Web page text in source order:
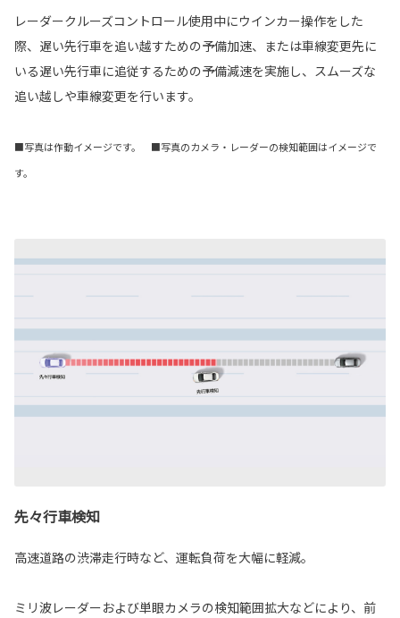
レーダークルーズコントロール使用中にウインカー操作をした
際、遅い先行車を追い越すための予備加速、または車線変更先に
いる遅い先行車に追従するための予備減速を実施し、スムーズな
追い越しや車線変更を行います。
■写真は作動イメージです。 ■写真のカメラ・レーダーの検知範囲はイメージで
す。
先々行車検知
高速道路の渋滞走行時など、運転負荷を大幅に軽減。
ミリ波レーダーおよび単眼カメラの検知範囲拡大などにより、前